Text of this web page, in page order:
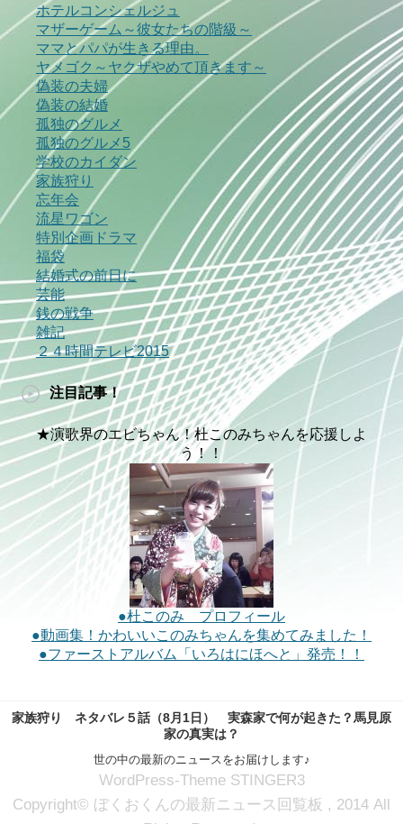
ホテルコンシェルジュ
マザーゲーム～彼女たちの階級～
ママとパパが生きる理由。
ヤメゴク～ヤクザやめて頂きます～
偽装の夫婦
偽装の結婚
孤独のグルメ
孤独のグルメ5
学校のカイダン
家族狩り
忘年会
流星ワゴン
特別企画ドラマ
福袋
結婚式の前日に
芸能
銭の戦争
雑記
２４時間テレビ2015
注目記事！
★演歌界のエビちゃん！杜このみちゃんを応援しよ
う！！
●杜このみ プロフィール
●動画集！かわいいこのみちゃんを集めてみました！
●ファーストアルバム「いろはにほへと」発売！！
家族狩り ネタバレ５話（8月1日） 実森家で何が起きた？馬見原
家の真実は？
世の中の最新のニュースをお届けします♪
WordPress-Theme STINGER3
Copyright© ぼくおくんの最新ニュース回覧板 , 2014 All